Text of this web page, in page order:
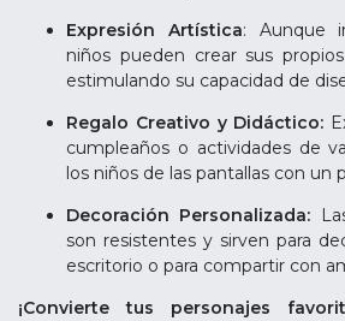
Expresión Artística: Aunque
niños pueden crear sus
estimulando su capacidad de
Regalo Creativo y Didáctico:
cumpleaños o actividades de
los niños de las pantallas con un
Decoración Personalizada:
son resistentes y sirven para
escritorio o para compartir con
¡Convierte tus personajes